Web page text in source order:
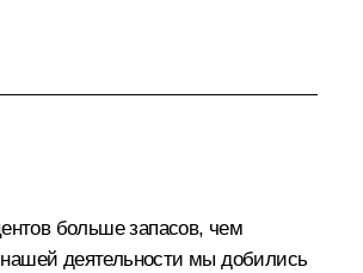
больше запасов, чем
деятельности мы добились